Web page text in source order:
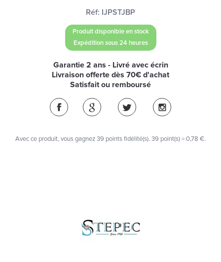
Réf: IJPSTJBP
Produit disponible en stock
Expédition sous 24 heures
Garantie 2 ans - Livré avec écrin
Livraison offerte dès 70€ d'achat
Satisfait ou remboursé
Avec ce produit, vous gagnez39 points fidélité(s). 39 point(s) =0,78 €.